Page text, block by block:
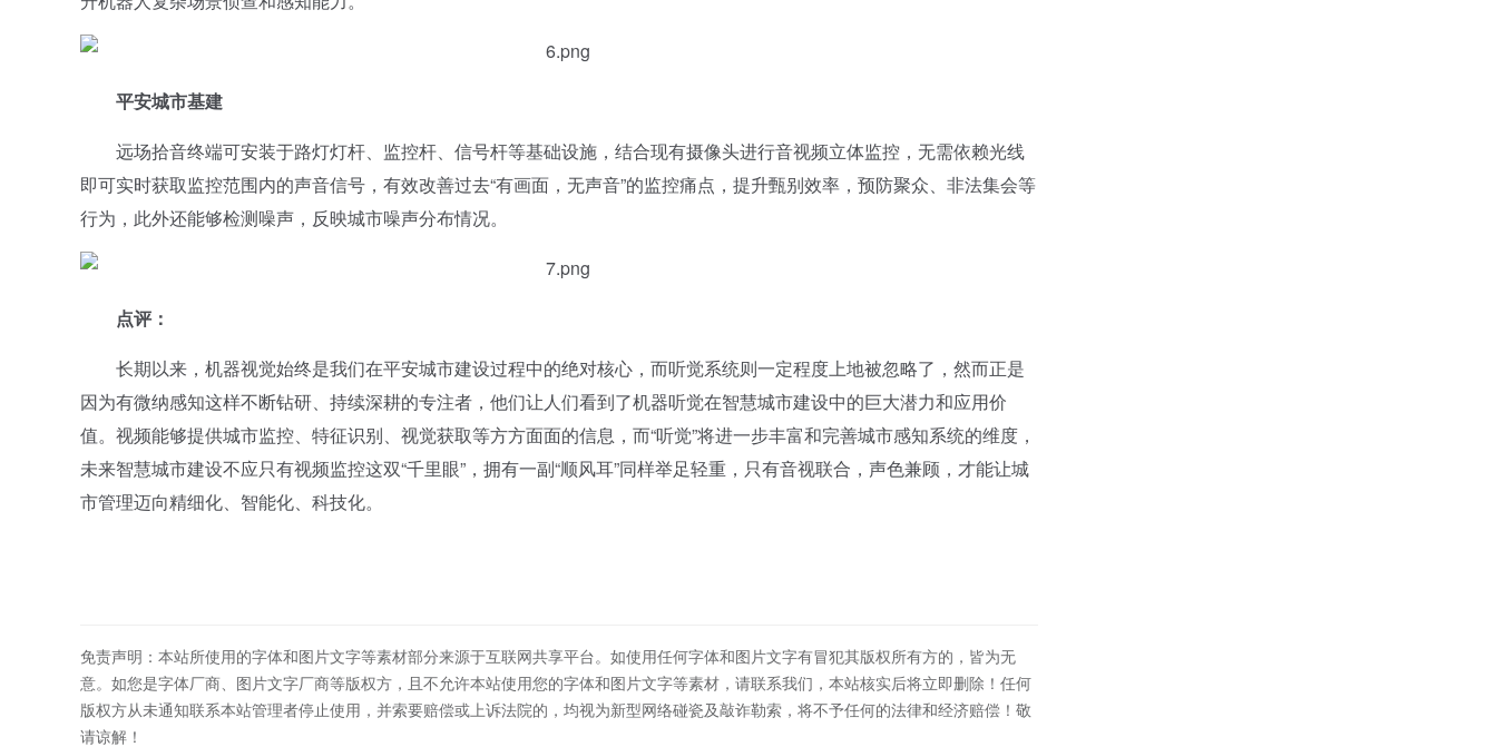
平安城市基建
远场拾音终端可安装于路灯灯杆、监控杆、信号杆等基础设施，结合现有摄像头进行音视频立体监控，无需依赖光线
即可实时获取监控范围内的声音信号，有效改善过去“有画面，无声音”的监控痛点，提升甄别效率，预防聚众、非法集会等
行为，此外还能够检测噪声，反映城市噪声分布情况。
点评：
长期以来，机器视觉始终是我们在平安城市建设过程中的绝对核心，而听觉系统则一定程度上地被忽略了，然而正是
因为有微纳感知这样不断钻研、持续深耕的专注者，他们让人们看到了机器听觉在智慧城市建设中的巨大潜力和应用价
值。视频能够提供城市监控、特征识别、视觉获取等方方面面的信息，而“听觉”将进一步丰富和完善城市感知系统的维度，
未来智慧城市建设不应只有视频监控这双“千里眼”，拥有一副“顺风耳”同样举足轻重，只有音视联合，声色兼顾，才能让城
市管理迈向精细化、智能化、科技化。
免责声明：本站所使用的字体和图片文字等素材部分来源于互联网共享平台。如使用任何字体和图片文字有冒犯其版权所有方的，皆为无
意。如您是字体厂商、图片文字厂商等版权方，且不允许本站使用您的字体和图片文字等素材，请联系我们，本站核实后将立即删除！任何
版权方从未通知联系本站管理者停止使用，并索要赔偿或上诉法院的，均视为新型网络碰瓷及敲诈勒索，将不予任何的法律和经济赔偿！敬
请谅解！